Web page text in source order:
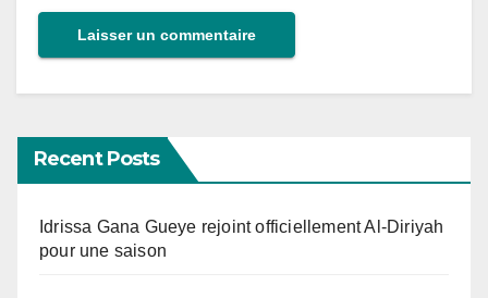
Recent Posts
Idrissa Gana Gueye rejoint officiellement Al-Diriyah
pour une saison